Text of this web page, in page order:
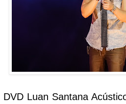
DVD Luan Santana